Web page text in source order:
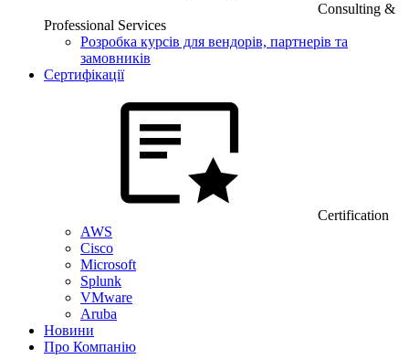
Consulting &
Professional Services
Розробка курсів для вендорів, партнерів та
замовників
Сертифікації
Certification
AWS
Cisco
Microsoft
Splunk
VMware
Aruba
Новини
Про Компанію